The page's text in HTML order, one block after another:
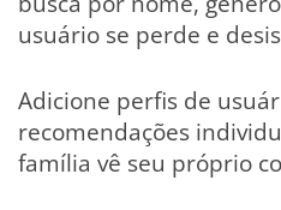
usuário se perde e
Adicione perfis de
recomendações
família vê seu próprio